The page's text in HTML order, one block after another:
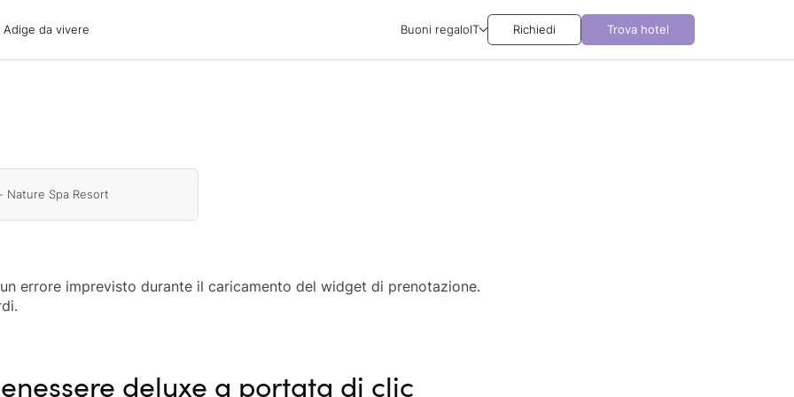
Adige da vivere Buoni regaloIT Richiedi Trova hotel
Nature Spa Resort
errore imprevisto durante il caricamento del widget di prenotazione.
deluxe a portata di clic